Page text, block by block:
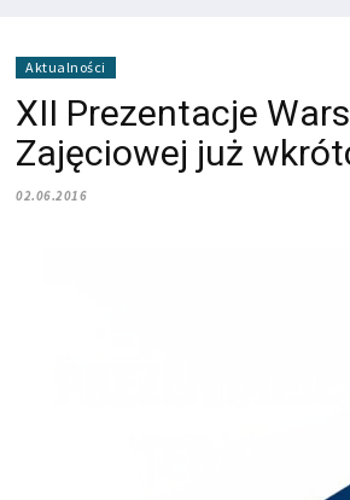
Aktualności
XII Prezentacje
Zajęciowej już
02.06.2016